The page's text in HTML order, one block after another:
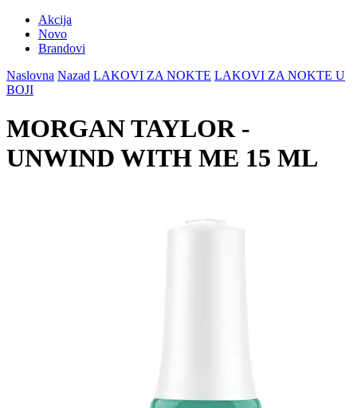
Akcija
Novo
Brandovi
Naslovna Nazad LAKOVI ZA NOKTE LAKOVI ZA NOKTE U
BOJI
MORGAN TAYLOR -
UNWIND WITH ME 15 ML